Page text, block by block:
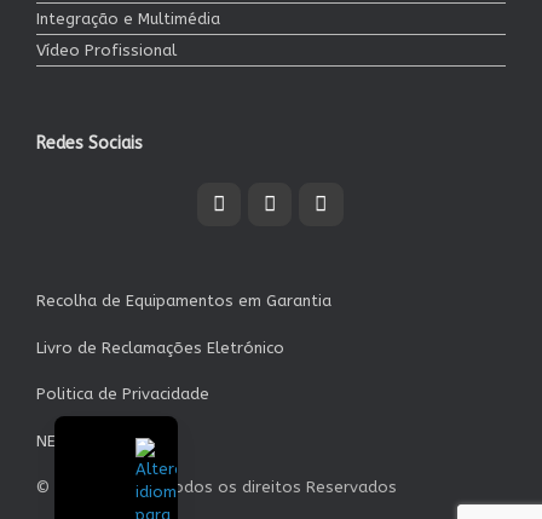
Integração e Multimédia
Vídeo Profissional
Redes Sociais
Recolha de Equipamentos em Garantia
Livro de Reclamações Eletrónico
Politica de Privacidade
NEWSLETTER
© Garrett S.A. - Todos os direitos Reservados